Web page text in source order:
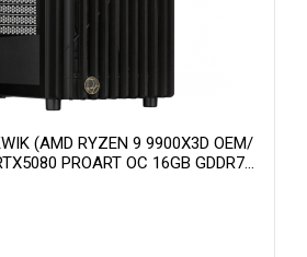
(AMD RYZEN 9 9900X3D OEM/
PROART OC 16GB GDDR7
ГБ SSD)